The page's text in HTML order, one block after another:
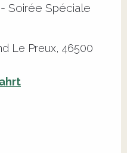
Soirée Spéciale
Le Preux, 46500